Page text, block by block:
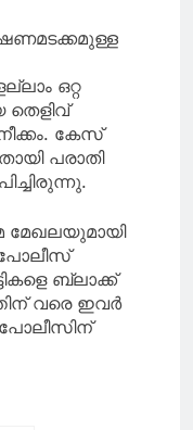
ഒറ്റ
തെളിവ്
കേസ്
പരാതി
മേഖലയുമായി
ബ്ലാക്ക്
വരെ ഇവർ
പോലീസിന്